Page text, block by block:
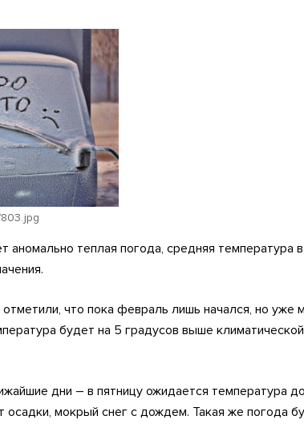
теплая погода, средняя температура
что пока февраль лишь начался, но уже
будет на 5 градусов выше
дни – в пятницу ожидается температура
мокрый снег с дождем. Такая же погода